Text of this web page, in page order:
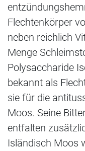
Flechtenkörper
neben reichlich
Menge
Polysaccharide
bekannt als
sie für die
Moos. Seine
entfalten
Isländisch Moos